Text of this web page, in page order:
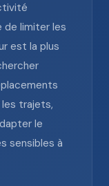
de limiter les
est la plus
trajets,
le
sensibles à